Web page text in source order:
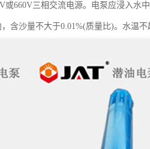
或660V三相交流电源。电泵应浸入水
含沙量不大于0.01%(质量比)。水温